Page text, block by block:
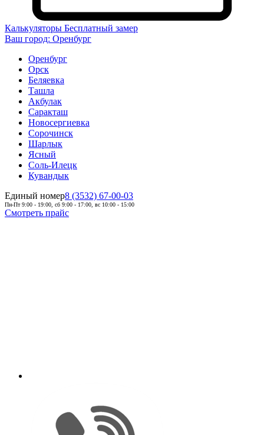
Калькуляторы Бесплатный замер
Ваш город: Оренбург
Оренбург
Орск
Беляевка
Ташла
Акбулак
Саракташ
Новосергиевка
Сорочинск
Шарлык
Ясный
Соль-Илецк
Кувандык
Единый номер8 (3532) 67-00-03
Пн-Пт 9:00 - 19:00, сб 9:00 - 17:00, вс 10:00 - 15:00
Смотреть прайс